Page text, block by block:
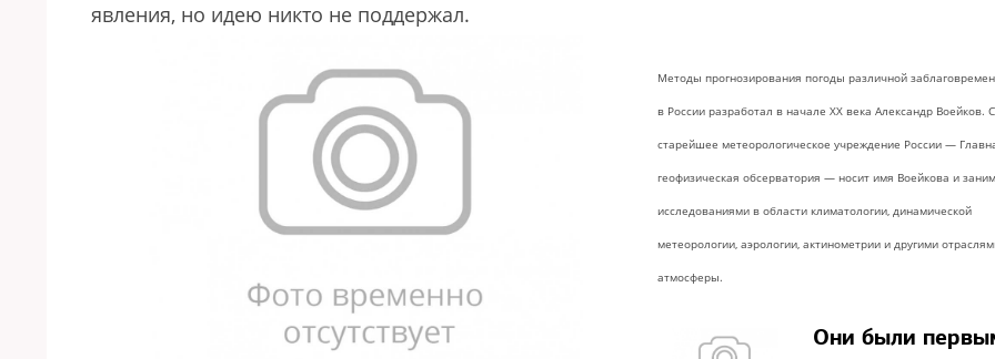
явления, но идею никто не поддержал.
Методы прогнозирования погоды различной
в России разработал в начале XX века Александр Воейков.
старейшее метеорологическое учреждение России —
геофизическая обсерватория — носит имя Воейкова и
исследованиями в области климатологии, динамической
метеорологии, аэрологии, актинометрии и другими
атмосферы.
Они были